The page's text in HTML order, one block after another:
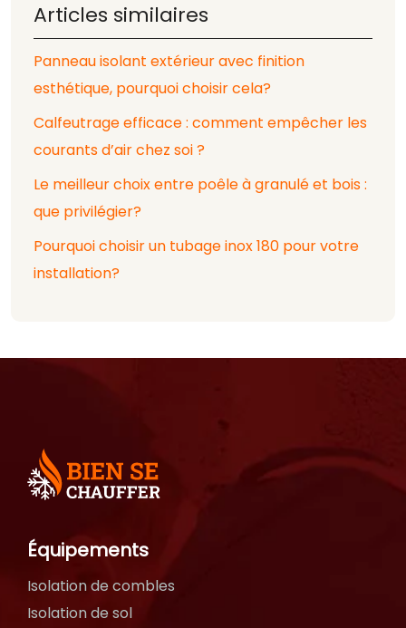
Articles similaires
Panneau isolant extérieur avec finition
esthétique, pourquoi choisir cela?
Calfeutrage efficace : comment empêcher les
courants d’air chez soi ?
Le meilleur choix entre poêle à granulé et bois :
que privilégier?
Pourquoi choisir un tubage inox 180 pour votre
installation?
Équipements
Isolation de combles
Isolation de sol